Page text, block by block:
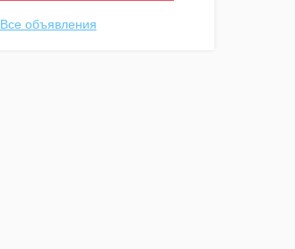
Все объявления